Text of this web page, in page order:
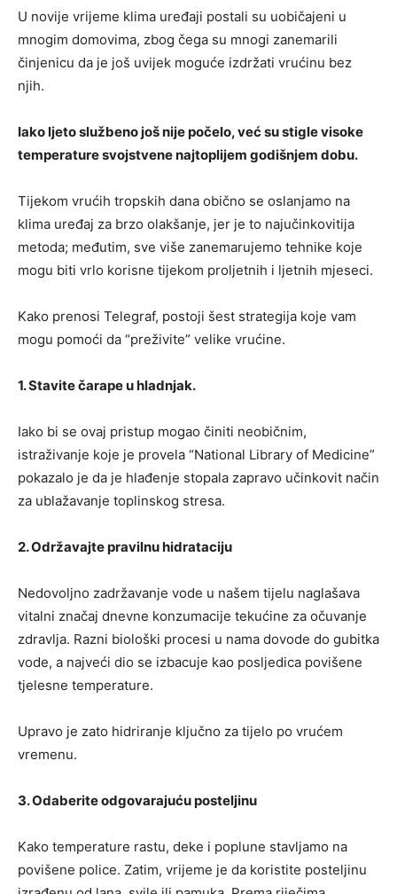
U novije vrijeme klima uređaji postali su uobičajeni u
mnogim domovima, zbog čega su mnogi zanemarili
činjenicu da je još uvijek moguće izdržati vrućinu bez
njih.
Iako ljeto službeno još nije počelo, već su stigle visoke
temperature svojstvene najtoplijem godišnjem dobu.
Tijekom vrućih tropskih dana obično se oslanjamo na
klima uređaj za brzo olakšanje, jer je to najučinkovitija
metoda; međutim, sve više zanemarujemo tehnike koje
mogu biti vrlo korisne tijekom proljetnih i ljetnih mjeseci.
Kako prenosi Telegraf, postoji šest strategija koje vam
mogu pomoći da “preživite” velike vrućine.
1. Stavite čarape u hladnjak.
Iako bi se ovaj pristup mogao činiti neobičnim,
istraživanje koje je provela “National Library of Medicine”
pokazalo je da je hlađenje stopala zapravo učinkovit način
za ublažavanje toplinskog stresa.
2. Održavajte pravilnu hidrataciju
Nedovoljno zadržavanje vode u našem tijelu naglašava
vitalni značaj dnevne konzumacije tekućine za očuvanje
zdravlja. Razni biološki procesi u nama dovode do gubitka
vode, a najveći dio se izbacuje kao posljedica povišene
tjelesne temperature.
Upravo je zato hidriranje ključno za tijelo po vrućem
vremenu.
3. Odaberite odgovarajuću posteljinu
Kako temperature rastu, deke i poplune stavljamo na
povišene police. Zatim, vrijeme je da koristite posteljinu